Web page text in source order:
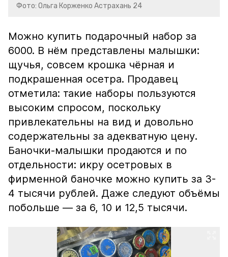
Фото: Ольга Корженко Астрахань 24
Можно купить подарочный набор за
6000. В нём представлены малышки:
щучья, совсем крошка чёрная и
подкрашенная осетра. Продавец
отметила: такие наборы пользуются
высоким спросом, поскольку
привлекательны на вид и довольно
содержательны за адекватную цену.
Баночки-малышки продаются и по
отдельности: икру осетровых в
фирменной баночке можно купить за 3-
4 тысячи рублей. Даже следуют объёмы
побольше — за 6, 10 и 12,5 тысячи.